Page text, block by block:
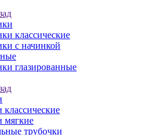
классические
с начинкой
глазированные
мягкие
трубочки